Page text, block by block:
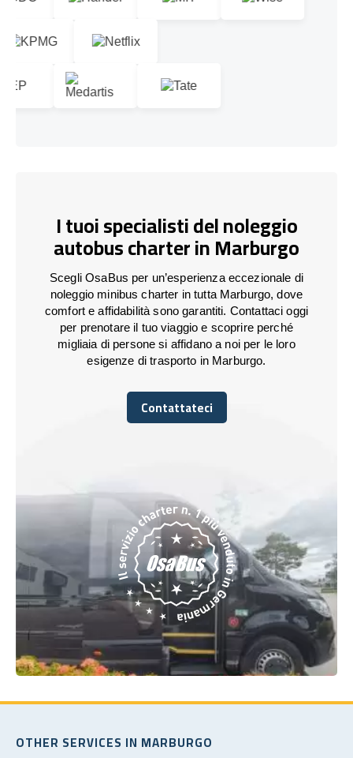
I tuoi specialisti del noleggio
autobus charter in Marburgo
Scegli OsaBus per un’esperienza eccezionale di
noleggio minibus charter in tutta Marburgo, dove
comfort e affidabilità sono garantiti. Contattaci oggi
per prenotare il tuo viaggio e scoprire perché
migliaia di persone si affidano a noi per le loro
esigenze di trasporto in Marburgo.
Contattateci
Contattateci
OTHER SERVICES IN MARBURGO